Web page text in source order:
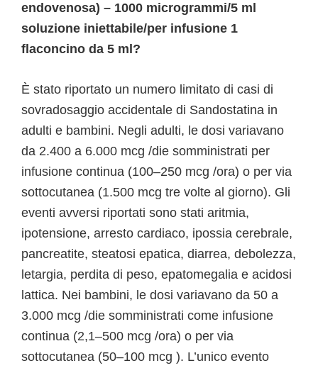
endovenosa) – 1000 microgrammi/5 ml
soluzione iniettabile/per infusione 1
flaconcino da 5 ml?
È stato riportato un numero limitato di casi di
sovradosaggio accidentale di Sandostatina in
adulti e bambini. Negli adulti, le dosi variavano
da 2.400 a 6.000 mcg /die somministrati per
infusione continua (100–250 mcg /ora) o per via
sottocutanea (1.500 mcg tre volte al giorno). Gli
eventi avversi riportati sono stati aritmia,
ipotensione, arresto cardiaco, ipossia cerebrale,
pancreatite, steatosi epatica, diarrea, debolezza,
letargia, perdita di peso, epatomegalia e acidosi
lattica. Nei bambini, le dosi variavano da 50 a
3.000 mcg /die somministrati come infusione
continua (2,1–500 mcg /ora) o per via
sottocutanea (50–100 mcg ). L’unico evento